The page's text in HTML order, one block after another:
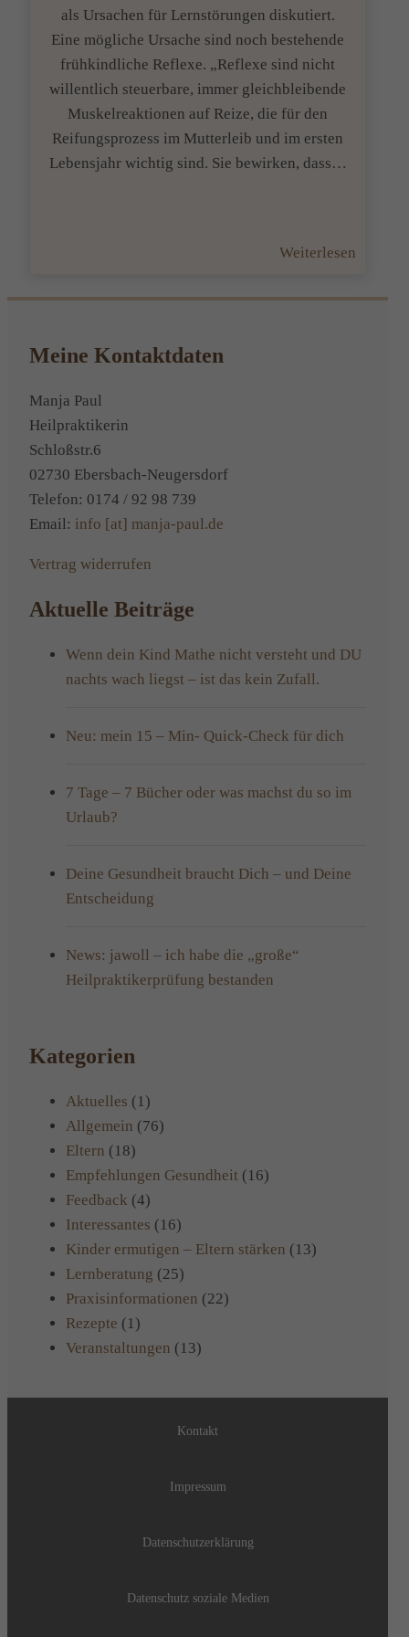
als Ursachen für Lernstörungen diskutiert.
Eine mögliche Ursache sind noch bestehende
frühkindliche Reflexe. „Reflexe sind nicht
willentlich steuerbare, immer gleichbleibende
Muskelreaktionen auf Reize, die für den
Reifungsprozess im Mutterleib und im ersten
Lebensjahr wichtig sind. Sie bewirken, dass…
Weiterlesen
die
Meine Kontaktdaten
Manja Paul
Heilpraktikerin
Schloßstr.6
02730 Ebersbach-Neugersdorf
Telefon: 0174 / 92 98 739
Email: info [at] manja-paul.de
Vertrag widerrufen
Aktuelle Beiträge
Wenn dein Kind Mathe nicht versteht und DU
nachts wach liegst – ist das kein Zufall.
Neu: mein 15 – Min- Quick-Check für dich
7 Tage – 7 Bücher oder was machst du so im
Urlaub?
Deine Gesundheit braucht Dich – und Deine
Entscheidung
News: jawoll – ich habe die „große“
Heilpraktikerprüfung bestanden
Kategorien
Aktuelles (1)
Allgemein (76)
Eltern (18)
Empfehlungen Gesundheit (16)
Feedback (4)
Interessantes (16)
Kinder ermutigen – Eltern stärken (13)
Lernberatung (25)
Praxisinformationen (22)
Rezepte (1)
Veranstaltungen (13)
Kontakt
Impressum
Datenschutzerklärung
Datenschutz soziale Medien